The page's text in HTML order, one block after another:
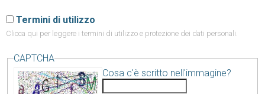
Termini di utilizzo
Clicca qui per leggere i termini di utilizzo e protezione dei dati personali.
CAPTCHA
Cosa c'è scritto nell'immagine?